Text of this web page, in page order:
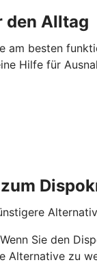
den Alltag
am besten
Hilfe für
Sie den
Alternative zu